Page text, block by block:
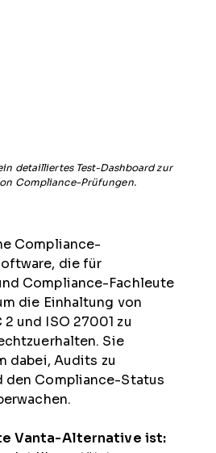
detailliertes Test-Dashboard zur
Compliance-Prüfungen.
Compliance-
die für
Compliance-Fachleute
die Einhaltung von
und ISO 27001 zu
Sie
dabei, Audits zu
den Compliance-Status
Vanta-Alternative ist: